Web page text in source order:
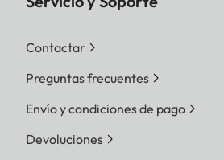
Contactar
Preguntas frecuentes
Envío y condiciones de pago
Devoluciones